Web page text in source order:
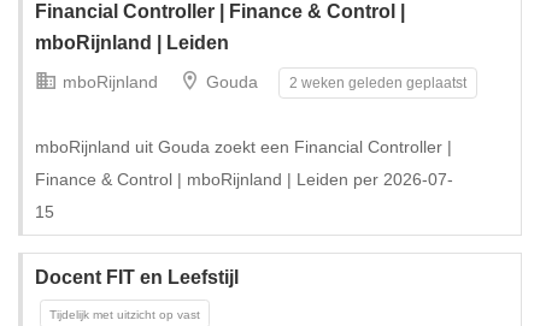
Financial Controller | Finance & Control |
mboRijnland | Leiden
mboRijnland Gouda 2 weken geleden geplaatst
mboRijnland uit Gouda zoekt een Financial Controller |
Finance & Control | mboRijnland | Leiden per 2026-07-
15
Docent FIT en Leefstijl